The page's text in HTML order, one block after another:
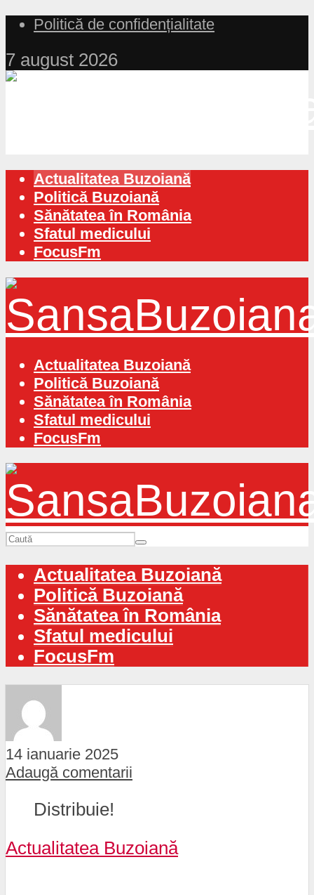
Politică de confidențialitate
7 august 2026
Actualitatea Buzoiană
Politică Buzoiană
Sănătatea în România
Sfatul medicului
FocusFm
Actualitatea Buzoiană
Politică Buzoiană
Sănătatea în România
Sfatul medicului
FocusFm
Actualitatea Buzoiană
Politică Buzoiană
Sănătatea în România
Sfatul medicului
FocusFm
14 ianuarie 2025
Adaugă comentarii
Distribuie!
Actualitatea Buzoiană